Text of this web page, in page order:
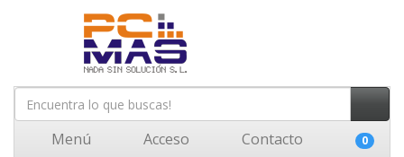
Menú Acceso Contacto 0